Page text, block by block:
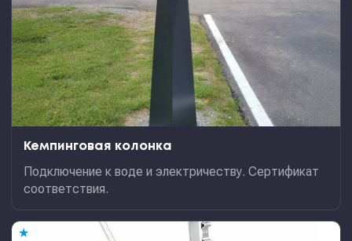
Кемпинговая колонка
Подключение к воде и электричеству. Сертификат
соответствия.
★